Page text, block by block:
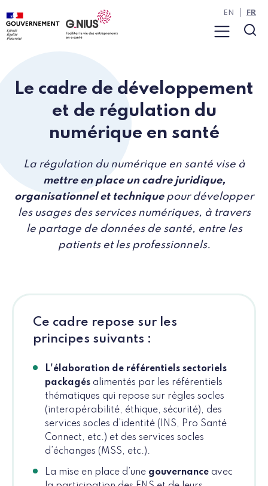
Panneau de gestion des cookies
Aller au contenu
Aller à la navigation
Menu
EN FR
Le cadre de développement
et de régulation du
numérique en santé
La régulation du numérique en santé vise à
mettre en place un cadre juridique,
organisationnel et techniquepour développer
les usages des services numériques, à travers
le partage de données de santé, entre les
patients et les professionnels.
Ce cadre repose sur les
principes suivants :
L'élaboration de référentiels sectoriels
packagés alimentés par les référentiels
thématiques qui repose sur règles socles
(interopérabilité, éthique, sécurité), des
services socles d’identité (INS, Pro Santé
Connect, etc.) et des services socles
d’échanges (MSS, etc.).
La mise en place d’une gouvernance avec